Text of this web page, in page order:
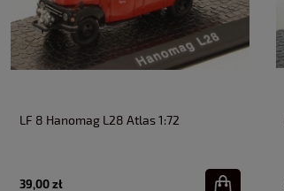
LF 8 Hanomag L28 Atlas 1:72
39,00 zł